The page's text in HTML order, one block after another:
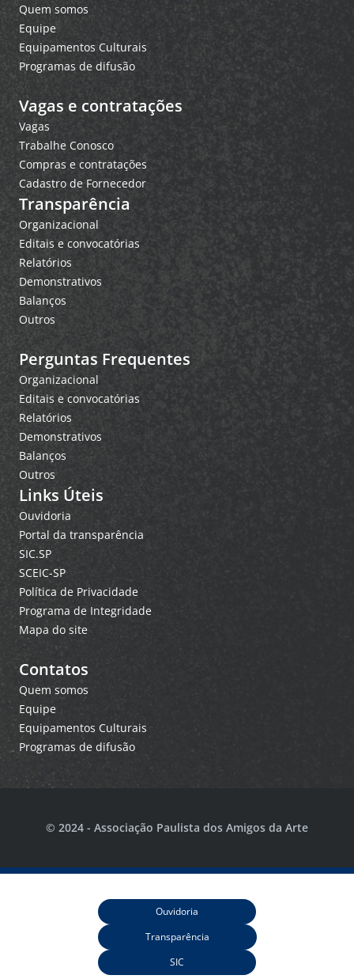
Quem somos
Equipe
Equipamentos Culturais
Programas de difusão
Vagas e contratações
Vagas
Trabalhe Conosco
Compras e contratações
Cadastro de Fornecedor
Transparência
Organizacional
Editais e convocatórias
Relatórios
Demonstrativos
Balanços
Outros
Perguntas Frequentes
Organizacional
Editais e convocatórias
Relatórios
Demonstrativos
Balanços
Outros
Links Úteis
Ouvidoria
Portal da transparência
SIC.SP
SCEIC-SP
Política de Privacidade
Programa de Integridade
Mapa do site
Contatos
Quem somos
Equipe
Equipamentos Culturais
Programas de difusão
© 2024 - Associação Paulista dos Amigos da Arte
Ouvidoria
Transparência
SIC